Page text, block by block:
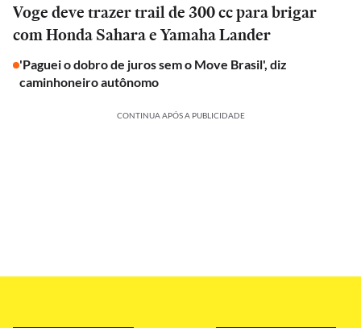
Voge deve trazer trail de 300 cc para brigar
com Honda Sahara e Yamaha Lander
'Paguei o dobro de juros sem o Move Brasil', diz
caminhoneiro autônomo
CONTINUA APÓS A PUBLICIDADE